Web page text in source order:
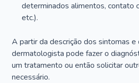
determinados alimentos, contato
etc.).
A partir da descrição dos sintomas e
dermatologista pode fazer o
um tratamento ou então solicitar
necessário.